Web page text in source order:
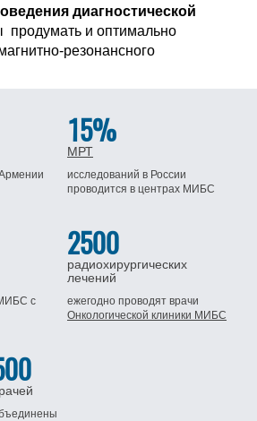
диагностической
продумать и оптимально
резонансного
15%
МРТ
исследований в России
проводится в центрах МИБС
МИБСс
2500
радиохирургических
лечений
ежегодно проводят врачи
Онкологической клиники МИБС